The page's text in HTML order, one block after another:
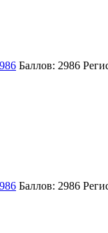
Баллов: 2986
Баллов: 2986